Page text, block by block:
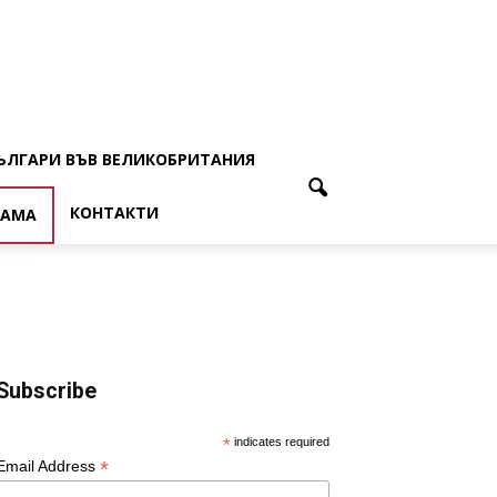
ВЪВ ВЕЛИКОБРИТАНИЯ
КОНТАКТИ
* indicates required
Address *